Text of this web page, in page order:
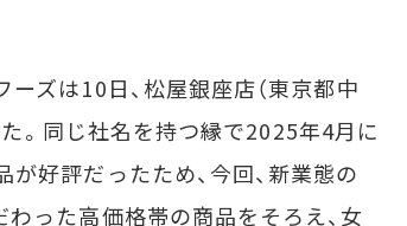
ズは10日、松屋銀座店（東京都中
。同じ社名を持つ縁で2025年4月に
好評だったため、今回、新業態の
った高価格帯の商品をそろえ、女